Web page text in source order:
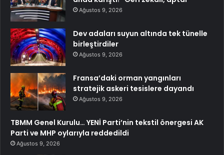
Ağustos 9, 2026
Dev adaları suyun altında tek tünelle
birleştirdiler
Ağustos 9, 2026
Fransa’daki orman yangınları
stratejik askeri tesislere dayandı
Ağustos 9, 2026
TBMM Genel Kurulu… YENİ Parti’nin tekstil önergesi AK
Parti ve MHP oylarıyla reddedildi
Ağustos 9, 2026